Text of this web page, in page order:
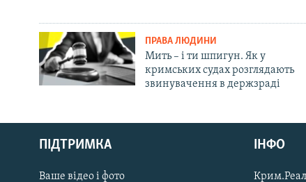
Русский
Qırımtatar
ПРАВА ЛЮДИНИ
Мить – і ти шпигун. Як у
кримських судах розглядають
звинувачення в держзраді
ПІДТРИМКА
Ваше відео і фото
ІНФО